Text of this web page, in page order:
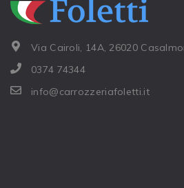
Via Cairoli, 14A, 26020
0374 74344
info@carrozzeriafoletti.it